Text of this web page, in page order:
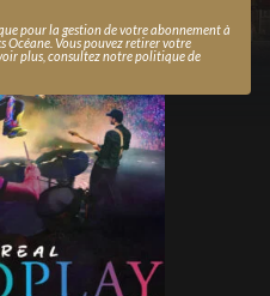
pour la gestion de votre abonnement à
Océane . Vous pouvez retirer votre
plus, consultez notrepolitique de